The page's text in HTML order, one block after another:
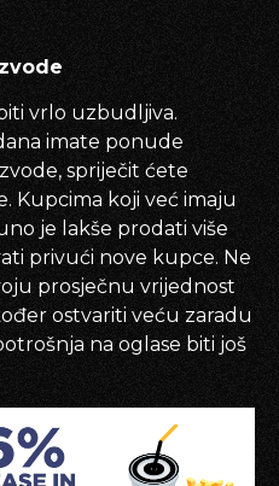
vrlo uzbudljiva.
imate ponude
spriječit ćete
Kupcima koji već imaju
je lakše prodati više
privući nove kupce. Ne
prosječnu vrijednost
ostvariti veću zaradu
na oglase biti još